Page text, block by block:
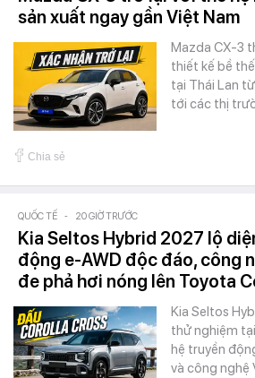
sản xuất ngay gần Việt Nam
Mazda CX-3
thiết kế bề
tại Thái Lan
tới các thị
Chia sẻ
QUỐC TẾ - 20 GIỜ TRƯỚC
Kia Seltos Hybrid 2027 lộ
động e-AWD độc đáo, công
đe phả hơi nóng lên Toyota
Kia Seltos
thử nghiệm
hệ truyền
và công nghệ